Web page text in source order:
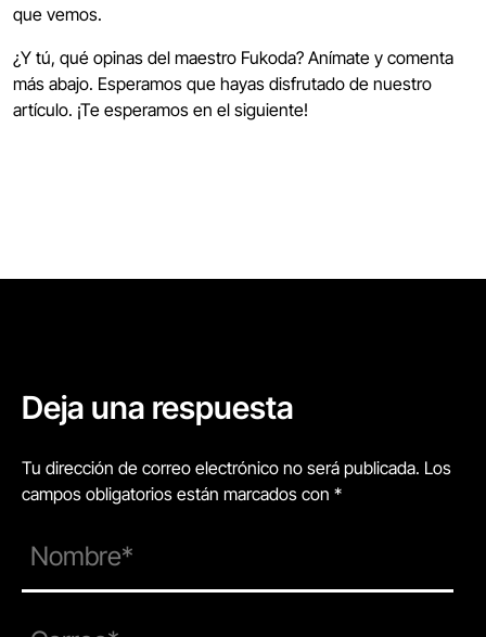
que vemos.
¿Y tú, qué opinas del maestro Fukoda? Anímate y comenta
más abajo. Esperamos que hayas disfrutado de nuestro
artículo. ¡Te esperamos en el siguiente!
Deja una respuesta
Tu dirección de correo electrónico no será publicada. Los
campos obligatorios están marcados con *